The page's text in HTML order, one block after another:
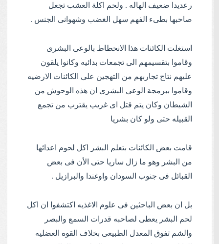
رعديدا ضعيف الهاله . ولحم اكلة العشب تجعل
صاحبها بطىء الفهم سهل الغضب وشهوانى الجنس .
استغلت الكائنات هذا الانحطاط بالوعى البشرى
وقاموا بتقسيمهم الى تجمعات بدائيه وكانوا يلقون
عليهم نتاج تجاربهم من التهجين على الكائنات الارضيه
وقاموا ببرمجة الوعى البشرى ان هذه الوحوش من
الشيطان وكان يتم قتل اى غريب يقترب من تجمع
القبيله حتى ولو كان بشريا
قامت بعض الكائنات بتعلم البشر اكل لحوم اعدائها
من البشر وهو ما زال ساريا حتى الأن فى بعض
القبائل فى جنوب السودان واوغندا والبرازيل .
بل ان بعض الباحثين فى علوم الاغذيه اكتشفوا ان اكل
لحم البشر يعطى لصاحبه قدرات السمع والبصر
والشم تفوق المعدل الطبيعى بخلاف القوه العضليه